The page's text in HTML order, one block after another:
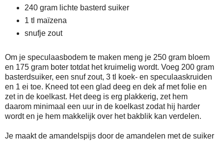
240 gram lichte basterd suiker
1 tl maïzena
snufje zout
Om je speculaasbodem te maken meng je 250 gram bloem
en 175 gram boter totdat het kruimelig wordt. Voeg 200 gram
basterdsuiker, een snuf zout, 3 tl koek- en speculaaskruiden
en 1 ei toe. Kneed tot een glad deeg en dek af met folie en
zet in de koelkast. Het deeg is erg plakkerig, zet hem
daarom minimaal een uur in de koelkast zodat hij harder
wordt en je hem makkelijk over het bakblik kan verdelen.
Je maakt de amandelspijs door de amandelen met de suiker